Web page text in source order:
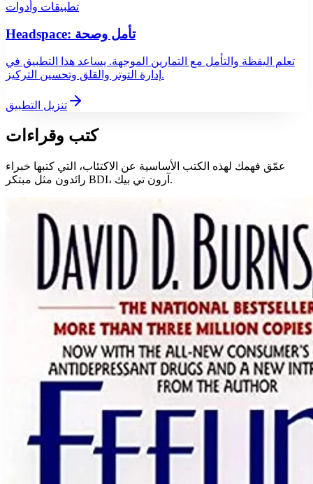
تطبيقات وأدوات
Headspace: تأمل وصحة
تعلم اليقظة والتأمل مع التمارين الموجهة. يساعد هذا التطبيق في
إدارة التوتر والقلق وتحسين التركيز.
تنزيل التطبيق
كتب وقراءات
عمّق فهمك لهذه الكتب الأساسية عن الاكتئاب، التي كتبها خبراء
رائدون مثل مبتكر BDI، آرون تي بيك.